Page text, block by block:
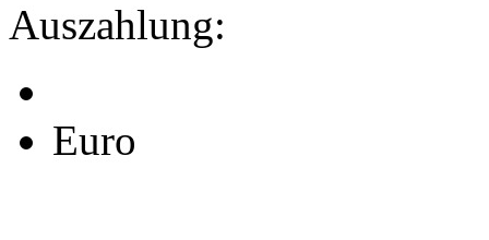
Auszahlung:
Euro